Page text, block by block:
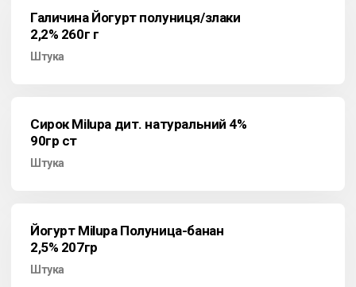
Галичина Йогурт полуниця/злаки
2,2% 260г г
Штука
Сирок Milupa дит. натуральний 4%
90гр ст
Штука
Йогурт Milupa Полуница-банан
2,5% 207гр
Штука